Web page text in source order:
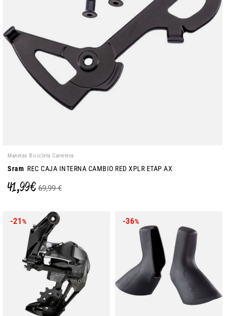
Manetas Bicicleta Carretera
Sram REC CAJA INTERNA CAMBIO RED XPLR ETAP AX
41,99 € 69,99 €
-21% -36%